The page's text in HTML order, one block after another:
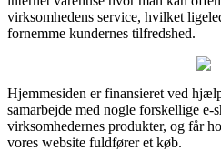
virksomhedens service, hvilket
fornemme kundernes tilfredshed.
Hjemmesiden er finansieret ved
samarbejde med nogle forskellige e-
virksomhedernes produkter, og får
vores website fuldfører et køb.